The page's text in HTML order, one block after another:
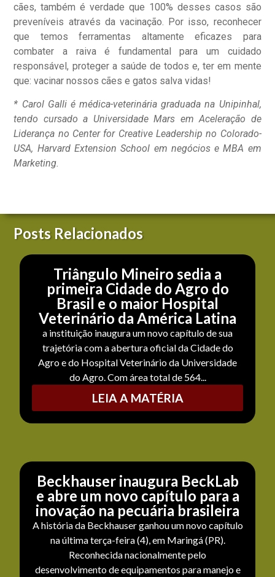
cães, também é verdade que 100% desses casos são
preveníveis através da vacinação. Por isso, reconhecer
que temos ferramentas altamente eficazes para
combater a raiva é fundamental para um cuidado
responsável, proteger a saúde de todos e, ter em mente
que: vacinar nossos cães e gatos salva vidas!
* Carol Galli é médica-veterinária graduada na Unipinhal,
tendo cursado a Universidade Mars em Aceleração de
Liderança no Center for Creative Leadership no Colorado-
USA, Harvard Extension School em negócios e MBA em
Marketing.
Posts Relacionados
Triângulo Mineiro sedia a
primeira Cidade do Agro do
Brasil e o maior Hospital
Veterinário da América Latina
a instituição inaugura um novo capítulo de sua
trajetória com a abertura oficial da Cidade do
Agro e do Hospital Veterinário da Universidade
do Agro. Com área total de 564...
LEIA A MATÉRIA
Beckhauser inaugura BeckLab
e abre um novo capítulo para a
inovação na pecuária brasileira
A história da Beckhauser ganhou um novo capítulo
na última terça-feira (4), em Maringá (PR).
Reconhecida nacionalmente pelo
desenvolvimento de equipamentos para manejo e